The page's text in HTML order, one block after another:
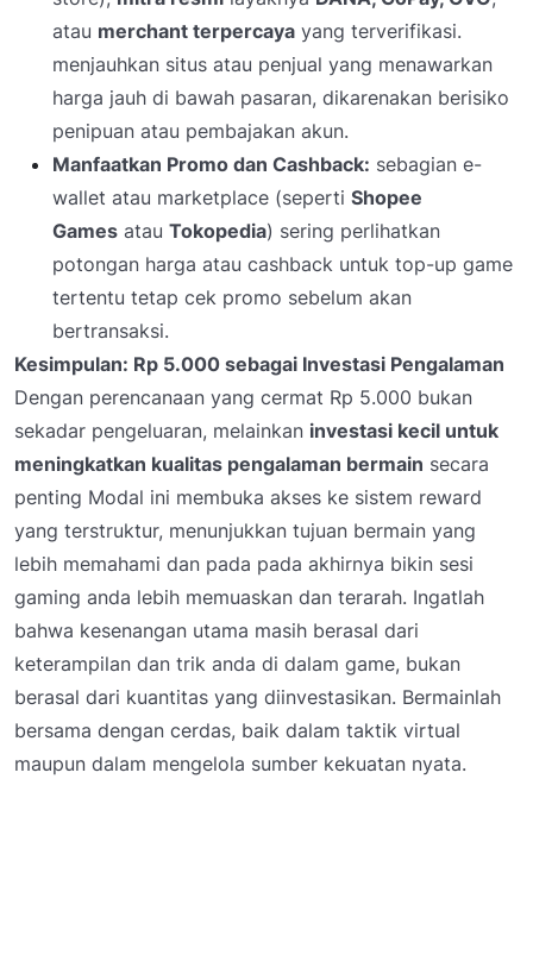
atau merchant terpercaya yang terverifikasi.
menjauhkan situs atau penjual yang menawarkan
harga jauh di bawah pasaran, dikarenakan berisiko
penipuan atau pembajakan akun.
Manfaatkan Promo dan Cashback: sebagian e-
wallet atau marketplace (seperti Shopee
Games atau Tokopedia) sering perlihatkan
potongan harga atau cashback untuk top-up game
tertentu tetap cek promo sebelum akan
bertransaksi.
Kesimpulan: Rp 5.000 sebagai Investasi Pengalaman
Dengan perencanaan yang cermat Rp 5.000 bukan
sekadar pengeluaran, melainkan investasi kecil untuk
meningkatkan kualitas pengalaman bermain secara
penting Modal ini membuka akses ke sistem reward
yang terstruktur, menunjukkan tujuan bermain yang
lebih memahami dan pada pada akhirnya bikin sesi
gaming anda lebih memuaskan dan terarah. Ingatlah
bahwa kesenangan utama masih berasal dari
keterampilan dan trik anda di dalam game, bukan
berasal dari kuantitas yang diinvestasikan. Bermainlah
bersama dengan cerdas, baik dalam taktik virtual
maupun dalam mengelola sumber kekuatan nyata.